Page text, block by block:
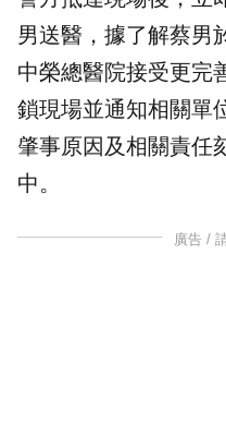
男送醫，據了解蔡男
中榮總醫院接受更完
鎖現場並通知相關單
肇事原因及相關責任
中。
廣告 /